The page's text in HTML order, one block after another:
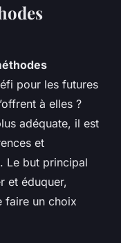
pour les futures
à elles ?
adéquate, il est
et
Le but principal
et éduquer,
faire un choix